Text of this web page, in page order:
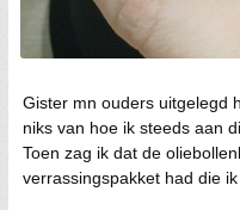
Gister mn ouders uitgelegd
niks van hoe ik steeds aan
Toen zag ik dat de
verrassingspakket had die